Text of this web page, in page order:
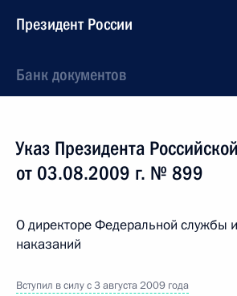
Президент России
Банк документов
Указ Президента
от 03.08.2009 г. № 899
О директоре Федеральной службы
наказаний
Вступил в силу с 3 августа 2009 года